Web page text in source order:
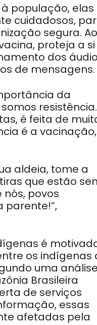
população, elas
cuidadosos,
segura. Ao
proteja a si
dos
de mensagens.
da
resistência.
é feita de
é a
aldeia, tome a
que estão
povos
parente!”,
é
os indígenas
uma
Brasileira
de serviços
essas
afetadas pela